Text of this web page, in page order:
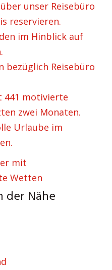
unser Reisebüro
reservieren.
im Hinblick auf
bezüglich Reisebüro
441 motivierte
zwei Monaten.
Urlaube im
mit
Wetten
der Nähe